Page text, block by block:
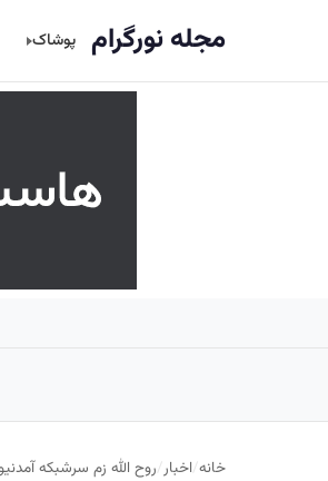
مجله نورگرام پوشاک
خانه/اخبار/روح الله زم سرشبکه